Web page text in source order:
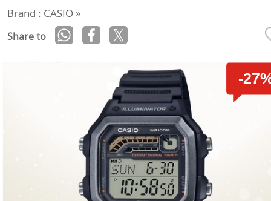
Brand : CASIO »
Share to
-